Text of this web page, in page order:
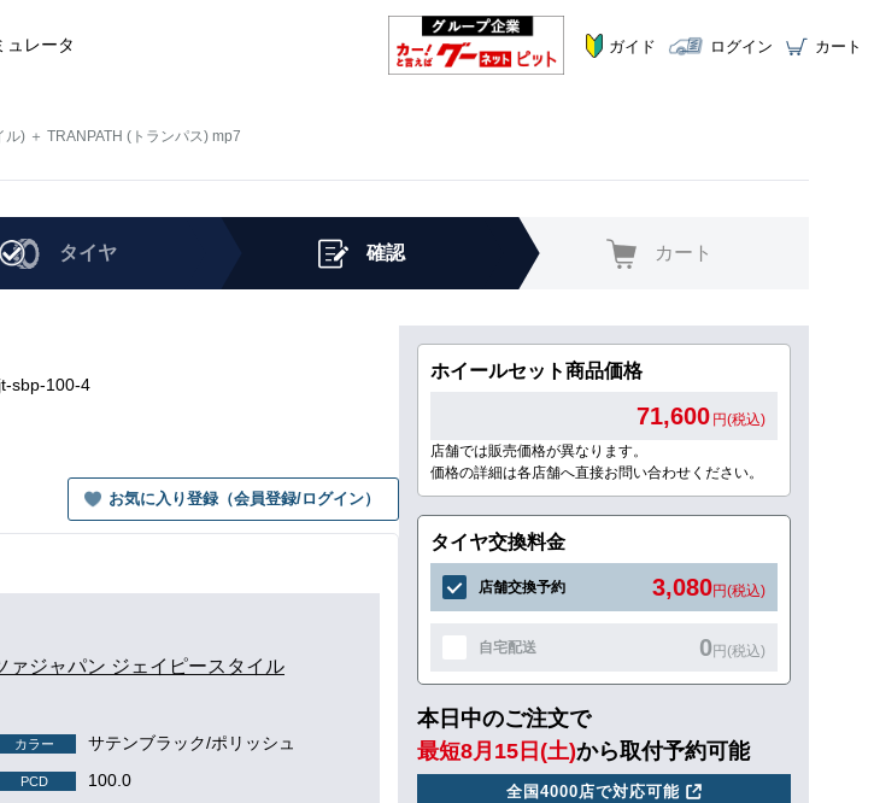
ュレータ ガイド ログイン カート
) ＋ TRANPATH (トランパス) mp7
タイヤ 確認 カート
sbp-100-4
お気に入り登録（会員登録/ログイン）
ァジャパン ジェイピースタイル
カラー サテンブラック/ポリッシュ
PCD 100.0
ホイールセット商品価格
71,600 円(税込)
店舗では販売価格が異なります。
価格の詳細は各店舗へ直接お問い合わせください。
タイヤ交換料金
店舗交換予約 3,080円(税込)
自宅配送 0円(税込)
本日中のご注文で
最短8月15日(土)から取付予約可能
全国4000店で対応可能